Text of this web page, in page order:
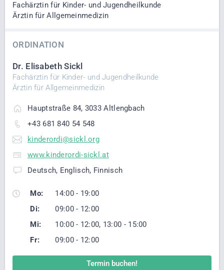
Fachärztin für Kinder- und Jugendheilkunde
Ärztin für Allgemeinmedizin
ORDINATION
Dr. Elisabeth Sickl
Fachärztin für Kinder- und Jugendheilkunde
Ärztin für Allgemeinmedizin
Hauptstraße 84, 3033 Altlengbach
+43 681 840 54 548
kinderordi@sickl.org
www.kinderordi-sickl.at
Deutsch, Englisch, Finnisch
Mo:
14:00 - 19:00
Di:
09:00 - 12:00
Mi:
10:00 - 12:00, 13:00 - 15:00
Fr:
09:00 - 12:00
Termin buchen!